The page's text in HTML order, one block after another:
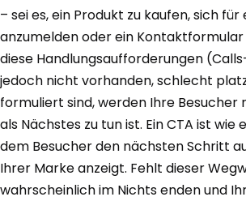
– sei es, ein Produkt zu kaufen, sich
anzumelden oder ein Kontaktformular
diese Handlungsaufforderungen
jedoch nicht vorhanden, schlecht
formuliert sind, werden Ihre Besucher
als Nächstes zu tun ist. Ein CTA ist wie
dem Besucher den nächsten Schritt
Ihrer Marke anzeigt. Fehlt dieser
wahrscheinlich im Nichts enden und